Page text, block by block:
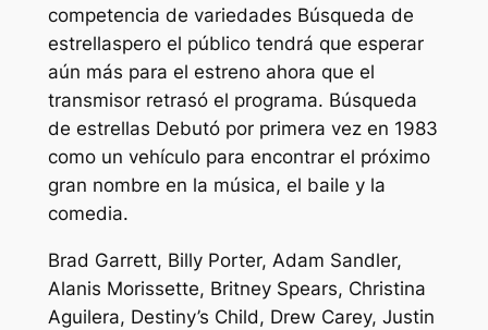
competencia de variedades Búsqueda de
estrellaspero el público tendrá que esperar
aún más para el estreno ahora que el
transmisor retrasó el programa. Búsqueda
de estrellas Debutó por primera vez en 1983
como un vehículo para encontrar el próximo
gran nombre en la música, el baile y la
comedia.
Brad Garrett, Billy Porter, Adam Sandler,
Alanis Morissette, Britney Spears, Christina
Aguilera, Destiny’s Child, Drew Carey, Justin